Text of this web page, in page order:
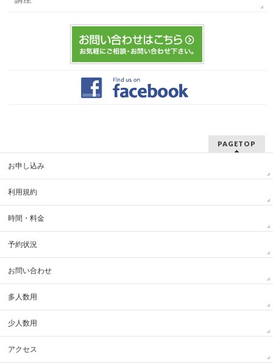
PAGETOP
お申し込み
利用規約
時間・料金
予約状況
お問い合わせ
多人数用
少人数用
アクセス